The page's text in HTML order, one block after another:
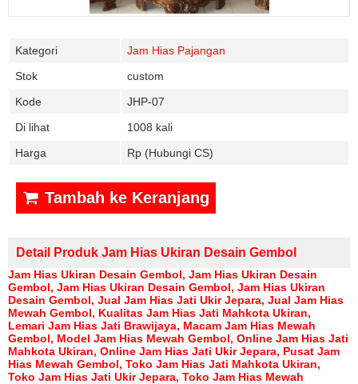
Kategori
Jam Hias Pajangan
Stok
custom
Kode
JHP-07
Di lihat
1008 kali
Harga
Rp (Hubungi CS)
Tambah ke Keranjang
Detail Produk Jam Hias Ukiran Desain Gembol
Jam Hias Ukiran Desain Gembol, Jam Hias Ukiran Desain
Gembol, Jam Hias Ukiran Desain Gembol, Jam Hias Ukiran
Desain Gembol, Jual Jam Hias Jati Ukir Jepara, Jual Jam Hias
Mewah Gembol, Kualitas Jam Hias Jati Mahkota Ukiran,
Lemari Jam Hias Jati Brawijaya, Macam Jam Hias Mewah
Gembol, Model Jam Hias Mewah Gembol, Online Jam Hias Jati
Mahkota Ukiran, Online Jam Hias Jati Ukir Jepara, Pusat Jam
Hias Mewah Gembol, Toko Jam Hias Jati Mahkota Ukiran,
Toko Jam Hias Jati Ukir Jepara, Toko Jam Hias Mewah